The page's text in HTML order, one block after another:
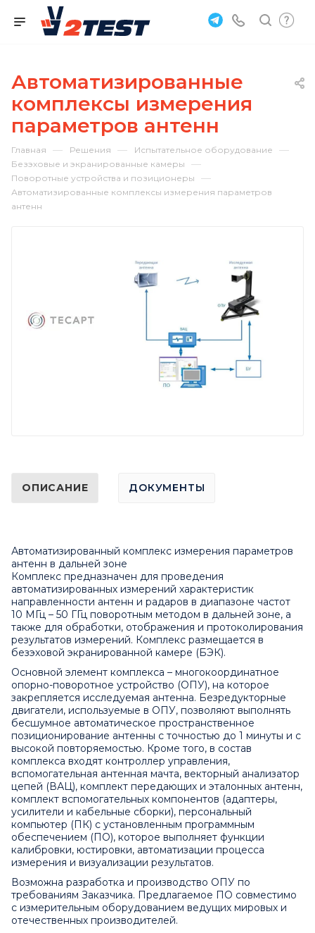
Автоматизированные
комплексы измерения
параметров антенн
Главная — Решения — Испытательное оборудование —
Безэховые и экранированные камеры —
Поворотные устройства и позиционеры —
Автоматизированные комплексы измерения параметров
антенн
ОПИСАНИЕ ДОКУМЕНТЫ
Автоматизированный комплекс измерения параметров
антенн в дальней зоне
Комплекс предназначен для проведения
автоматизированных измерений характеристик
направленности антенн и радаров в диапазоне частот
10 МГц – 50 ГГц поворотным методом в дальней зоне, а
также для обработки, отображения и протоколирования
результатов измерений. Комплекс размещается в
безэховой экранированной камере (БЭК).
Основной элемент комплекса – многокоординатное
опорно-поворотное устройство (ОПУ), на которое
закрепляется исследуемая антенна. Безредукторные
двигатели, используемые в ОПУ, позволяют выполнять
бесшумное автоматическое пространственное
позиционирование антенны с точностью до 1 минуты и с
высокой повторяемостью. Кроме того, в состав
комплекса входят контроллер управления,
вспомогательная антенная мачта, векторный анализатор
цепей (ВАЦ), комплект передающих и эталонных антенн,
комплект вспомогательных компонентов (адаптеры,
усилители и кабельные сборки), персональный
компьютер (ПК) с установленным программным
обеспечением (ПО), которое выполняет функции
калибровки, юстировки, автоматизации процесса
измерения и визуализации результатов.
Возможна разработка и производство ОПУ по
требованиям Заказчика. Предлагаемое ПО совместимо
с измерительным оборудованием ведущих мировых и
отечественных производителей.